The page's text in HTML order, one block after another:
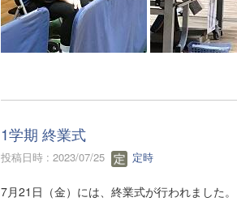
1学期 終業式
投稿日時 : 2023/07/25 定時
7月21日（金）には、終業式が行われました。